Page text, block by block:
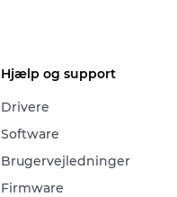
Hjælp og support
Drivere
Software
Brugervejledninger
Firmware